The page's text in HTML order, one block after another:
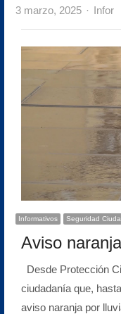
3 marzo, 2025 Author
Infor
Informativos Seguridad
Aviso
Desde Protección
ciudadanía que,
aviso naranja por